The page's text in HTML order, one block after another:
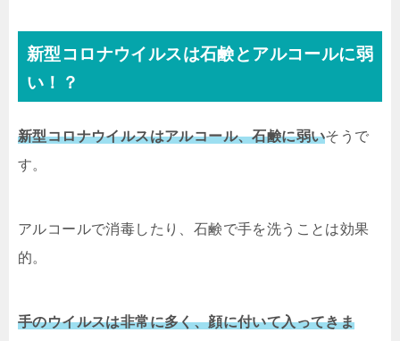
新型コロナウイルスは石鹸とアルコールに弱
い！？
新型コロナウイルスはアルコール、石鹸に弱いそうで
す。
アルコールで消毒したり、石鹸で手を洗うことは効果
的。
手のウイルスは非常に多く、顔に付いて入ってきま